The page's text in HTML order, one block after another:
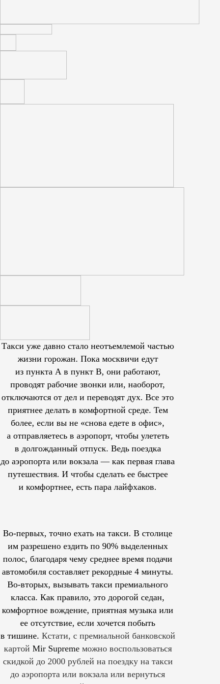
Такси уже давно стало неотъемлемой частью
жизни горожан. Пока москвичи едут
из пункта А в пункт В, они работают,
проводят рабочие звонки или, наоборот,
отключаются от дел и переводят дух. Все это
приятнее делать в комфортной среде. Тем
более, если вы не «снова едете в офис»,
а отправляетесь в аэропорт, чтобы улететь
в долгожданный отпуск. Ведь поездка
до аэропорта или вокзала — как первая глава
путешествия. И чтобы сделать ее быстрее
и комфортнее, есть пара лайфхаков.
Во-первых, точно ехать на такси. В столице
им разрешеноездить по 90% выделенных
полос, благодаря чему среднее время подачи
автомобиля составляет рекордные 4 минуты.
Во-вторых, вызывать такси премиального
класса. Как правило, это дорогой седан,
комфортное вождение, приятная музыка или
ее отсутствие, если хочется побыть
в тишине. Кстати, с премиальной банковской
картой Mir Supreme можно воспользоваться
скидкой до 2000 рублей на поездку на такси
до аэропорта или вокзала или вернуться